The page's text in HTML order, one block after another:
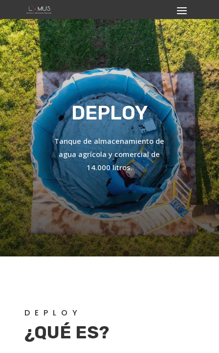
DEPLOY
Tanque de almacenamiento de
agua agrícola y comercial de
14.000 litros.
DEPLOY
¿QUÉ ES?